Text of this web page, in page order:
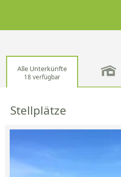
Alle Unterkünfte
18 verfügbar
Stellplätze